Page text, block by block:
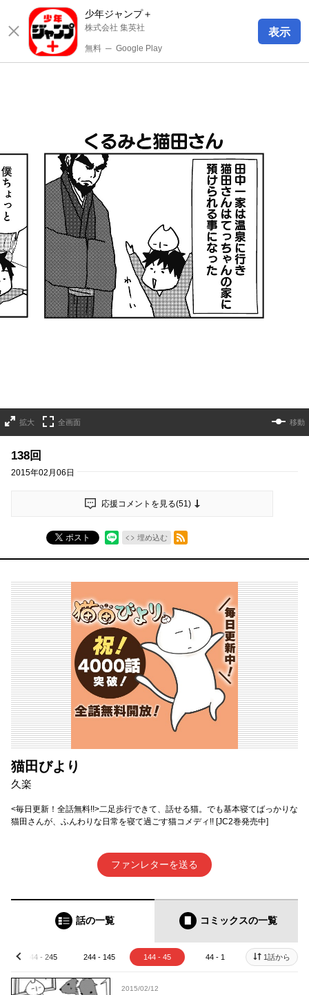
少年ジャンプ＋
株式会社 集英社
無料 ─ Google Play
表示
拡大 全画面 移動
138回
2015年02月06日
応援コメントを見る(51)
ポスト 埋め込む
RSSフィード
猫田びより
久楽
<毎日更新！全話無料!!>二足歩行できて、話せる猫。でも基本寝てばっかりな
猫田さんが、ふんわりな日常を寝て過ごす猫コメディ!! [JC2巻発売中]
ファンレターを送る
話の一覧 コミックスの一覧
344 - 245 244 - 145 144 - 45 44 - 1
prev 1話から
2015/02/12